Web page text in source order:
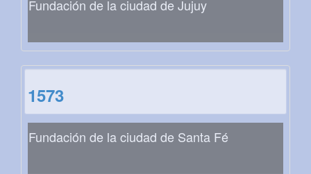
Fundación de la ciudad de Jujuy
1573
Fundación de la ciudad de Santa Fé